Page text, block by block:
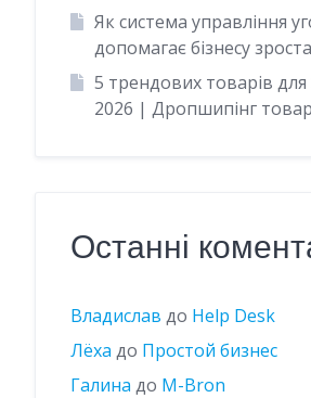
Як система управління
допомагає бізнесу
5 трендових товарів
2026 | Дропшипінг
Останні
Владислав до Help Desk
Лёха до Простой бизнес
Галина до M-Bron